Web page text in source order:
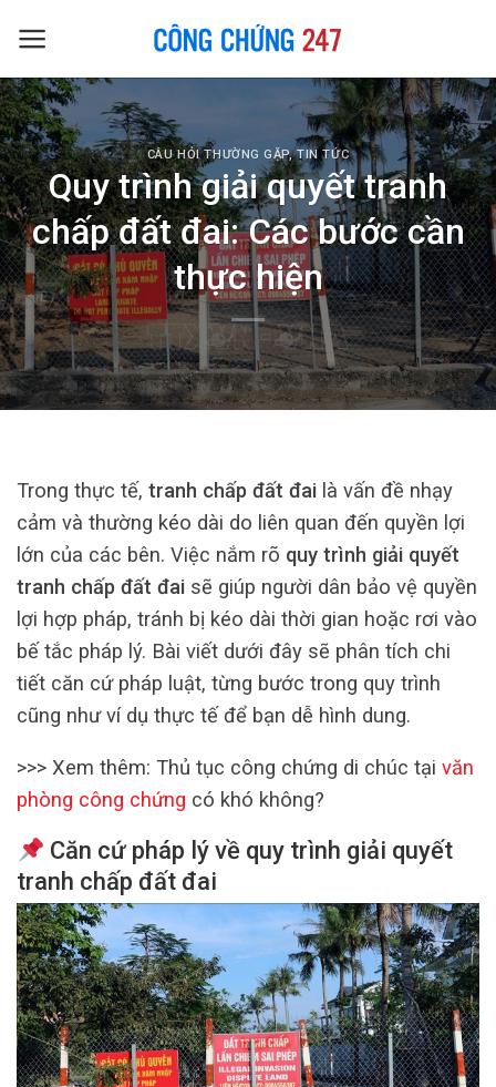
CÂU HỎI THƯỜNG GẶP,TIN TỨC
Quy trình giải quyết tranh
chấp đất đai: Các bước cần
thực hiện
Trong thực tế, tranh chấp đất đai là vấn đề nhạy
cảm và thường kéo dài do liên quan đến quyền lợi
lớn của các bên. Việc nắm rõ quy trình giải quyết
tranh chấp đất đai sẽ giúp người dân bảo vệ quyền
lợi hợp pháp, tránh bị kéo dài thời gian hoặc rơi vào
bế tắc pháp lý. Bài viết dưới đây sẽ phân tích chi
tiết căn cứ pháp luật, từng bước trong quy trình
cũng như ví dụ thực tế để bạn dễ hình dung.
>>> Xem thêm: Thủ tục công chứng di chúc tại văn
phòng công chứng có khó không?
Căn cứ pháp lý về quy trình giải quyết
tranh chấp đất đai